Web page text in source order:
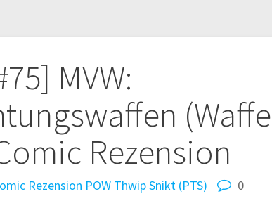
MVW:
(Waffe
Rezension
Rezension POW Thwip Snikt (PTS) 0